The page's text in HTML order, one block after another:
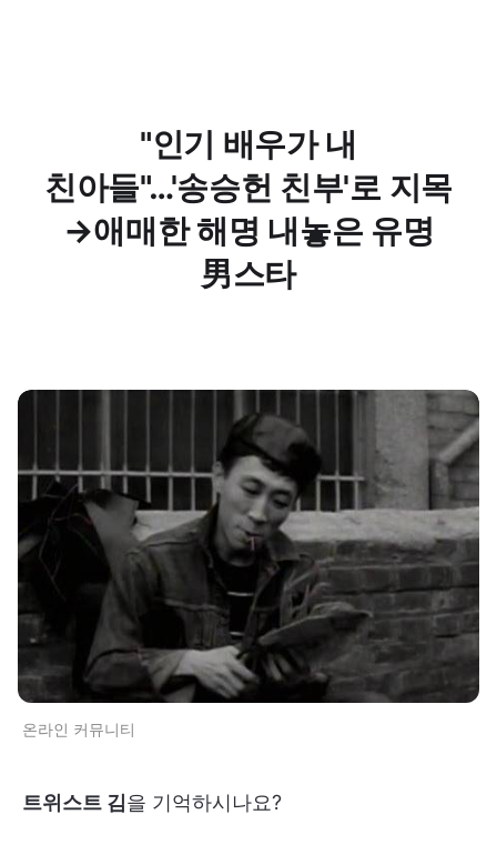
"인기 배우가 내
친아들"…'송승헌 친부'로 지목
→애매한 해명 내놓은 유명
男스타
온라인 커뮤니티
트위스트 김을 기억하시나요?